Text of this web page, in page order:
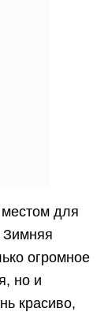
для
Зимняя
огромное
но и
красиво,